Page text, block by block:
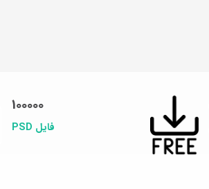
100000
فایل PSD